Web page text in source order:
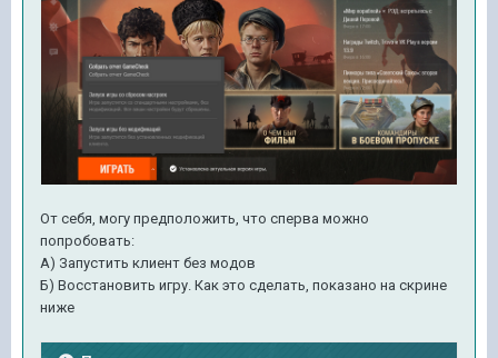
От себя, могу предположить, что сперва можно
попробовать:
А) Запустить клиент без модов
Б) Восстановить игру. Как это сделать, показано на скрине
ниже